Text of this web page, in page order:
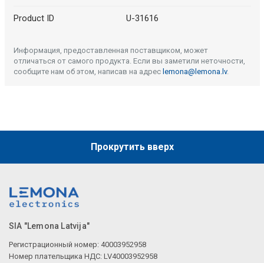
Product ID U-31616
Информация, предоставленная поставщиком, может
отличаться от самого продукта. Если вы заметили неточности,
сообщите нам об этом, написав на адрес lemona@lemona.lv.
Прокрутить вверх
SIA "Lemona Latvija"
Регистрационный номер: 40003952958
Номер плательщика НДС: LV40003952958